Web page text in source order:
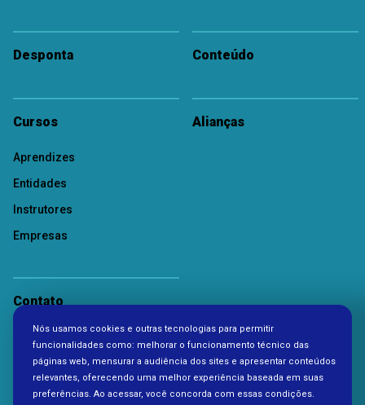
Desponta Conteúdo
Cursos
Aprendizes
Entidades
Instrutores
Empresas
Alianças
Contato
Nós usamos cookies e outras tecnologias para permitir
funcionalidades como: melhorar o funcionamento técnico das
páginas web, mensurar a audiência dos sites e apresentar conteúdos
relevantes, oferecendo uma melhor experiência baseada em suas
preferências. Ao acessar, você concorda com essas condições.